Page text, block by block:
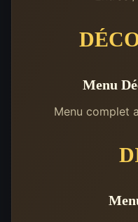
Menu
Menu complet